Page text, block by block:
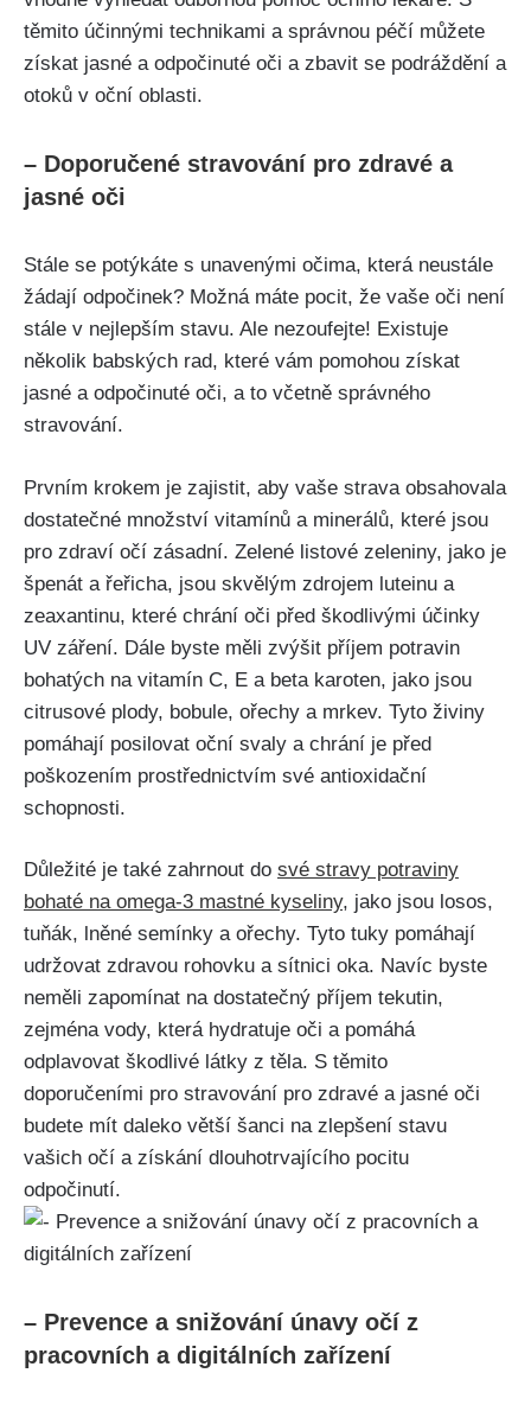
těmito účinnými‌ technikami‍ a správnou péčí můžete
získat jasné a odpočinuté oči a zbavit se ⁣podráždění a
otoků v oční⁢ oblasti.
– Doporučené stravování pro zdravé a
jasné oči
Stále se potýkáte s unavenými očima,⁢ která neustále
žádají odpočinek? Možná ‌máte ‌pocit, že vaše ​oči není
stále⁣ v nejlepším stavu. Ale nezoufejte! Existuje
několik babských rad, které vám⁣ pomohou získat
jasné a⁤ odpočinuté oči, a to včetně správného
stravování.
Prvním krokem je zajistit, aby vaše ‌strava obsahovala
dostatečné množství vitamínů a minerálů, které jsou
pro zdraví očí zásadní. Zelené listové zeleniny, jako je
špenát a řeřicha, jsou skvělým zdrojem luteinu a
zeaxantinu, ⁤které chrání oči před ​škodlivými účinky
UV záření. Dále byste měli zvýšit příjem potravin
bohatých⁤ na vitamín C, E a beta karoten, jako jsou
citrusové plody, bobule, ořechy ⁣a mrkev. Tyto živiny
pomáhají posilovat oční svaly a chrání ⁣je před
poškozením prostřednictvím své antioxidační
schopnosti.
Důležité je ‌také zahrnout do své stravy potraviny
bohaté na omega-3 ⁣mastné kyseliny, jako jsou losos,
tuňák, lněné semínky a ořechy. Tyto tuky pomáhají
udržovat zdravou rohovku a ​sítnici‍ oka. Navíc byste
neměli zapomínat na ⁤dostatečný příjem tekutin,
zejména vody, která hydratuje oči a pomáhá
odplavovat škodlivé látky z těla. ⁤S těmito
doporučeními pro ⁤stravování ‌pro zdravé a jasné‌ oči
budete mít daleko větší šanci na zlepšení stavu
vašich ​očí a získání dlouhotrvajícího pocitu
odpočinutí.
– Prevence a snižování únavy očí z
pracovních a digitálních zařízení